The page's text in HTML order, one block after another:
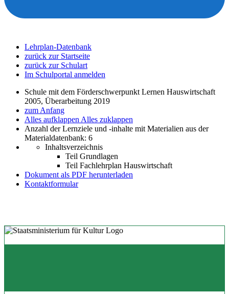
Lehrplan-Datenbank
zurück zur Startseite
zurück zur Schulart
Im Schulportal anmelden
Schule mit dem Förderschwerpunkt Lernen Hauswirtschaft
2005, Überarbeitung 2019
zum Anfang
Alles aufklappen Alles zuklappen
Anzahl der Lernziele und -inhalte mit Materialien aus der
Materialdatenbank: 6
Inhaltsverzeichnis
Teil Grundlagen
Teil Fachlehrplan Hauswirtschaft
Dokument als PDF herunterladen
Kontaktformular